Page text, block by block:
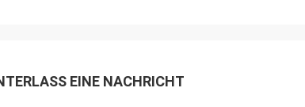
EINE NACHRICHT